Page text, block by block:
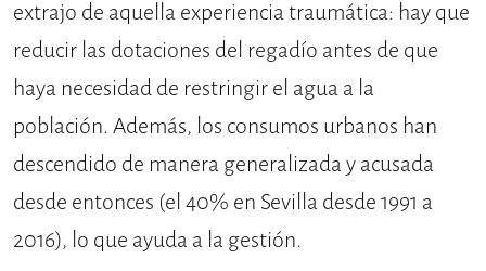
extrajo de aquella experiencia traumática: hay que
reducir las dotaciones del regadío antes de que
haya necesidad de restringir el agua a la
población. Además, los consumos urbanos han
descendido de manera generalizada y acusada
desde entonces (el 40% en Sevilla desde 1991 a
2016), lo que ayuda a la gestión.